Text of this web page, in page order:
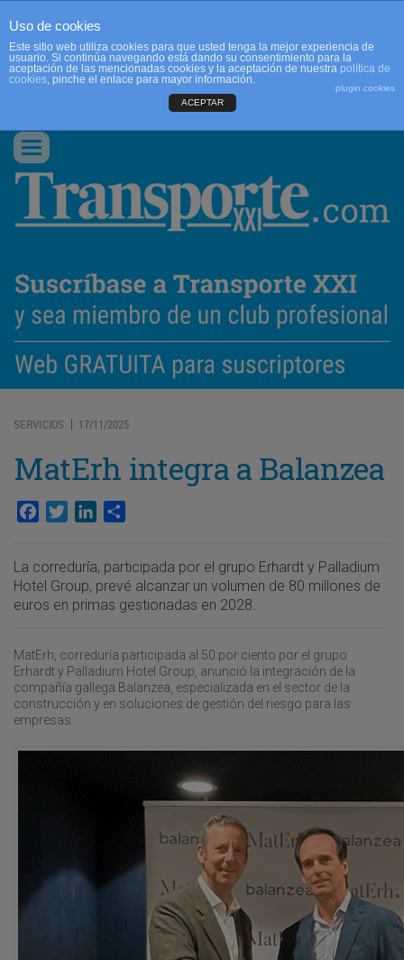
CONTACTO
Conmutar
navegación
SERVICIOS | 17/11/2025
MatErh integra a Balanzea
Facebook
TwitterLinkedIn
La correduría, participada por el grupo Erhardt y Palladium
Hotel Group, prevé alcanzar un volumen de 80 millones de
euros en primas gestionadas en 2028.
MatErh, correduría participada al 50 por ciento por el grupo
Erhardt y Palladium Hotel Group, anunció la integración de la
compañía gallega Balanzea, especializada en el sector de la
construcción y en soluciones de gestión del riesgo para las
empresas.
Uso de cookies
Este sitio web utiliza cookies para que usted tenga la mejor experiencia de
usuario. Si continúa navegando está dando su consentimiento para la
aceptación de las mencionadas cookies y la aceptación de nuestra política de
cookies, pinche el enlace para mayor información.
plugin cookies
ACEPTAR